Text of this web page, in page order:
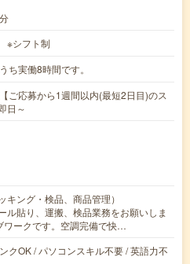
※シフト制
ち実働8時間です。
ご応募から1週間以内(最短2日目)のス
日～
キング・検品、商品管理）
ル貼り、運搬、検品業務をお願いしま
ワークです。空調完備で快…
クOK / パソコンスキル不要 / 英語力不